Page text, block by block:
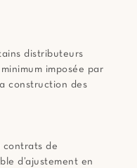
distributeurs
imposée par
construction des
contrats de
d’ajustement en